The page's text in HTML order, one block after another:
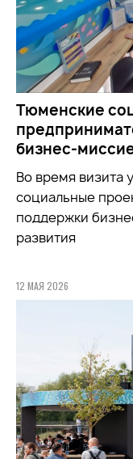
Тюменские
бизнес-
Во время визита
социальные
поддержки
развития
12 МАЯ 2026